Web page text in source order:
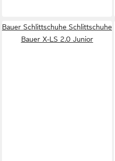
Bauer Schlittschuhe Schlittschuhe
Bauer X-LS 2.0 Junior